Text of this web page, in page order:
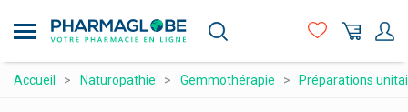
au
principal
Compléments alimentaires
Accueil Naturopathie Gemmothérapie Préparations